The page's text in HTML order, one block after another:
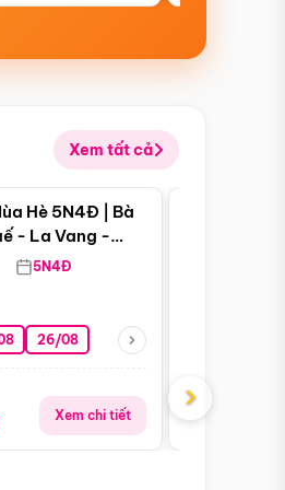
Xem tất cả
12/09
Điểm nổi bật
Hè 5N4Đ | Bà
- La Vang -
5N4Đ
26/08
Xem chi tiết
Giá từ:
›